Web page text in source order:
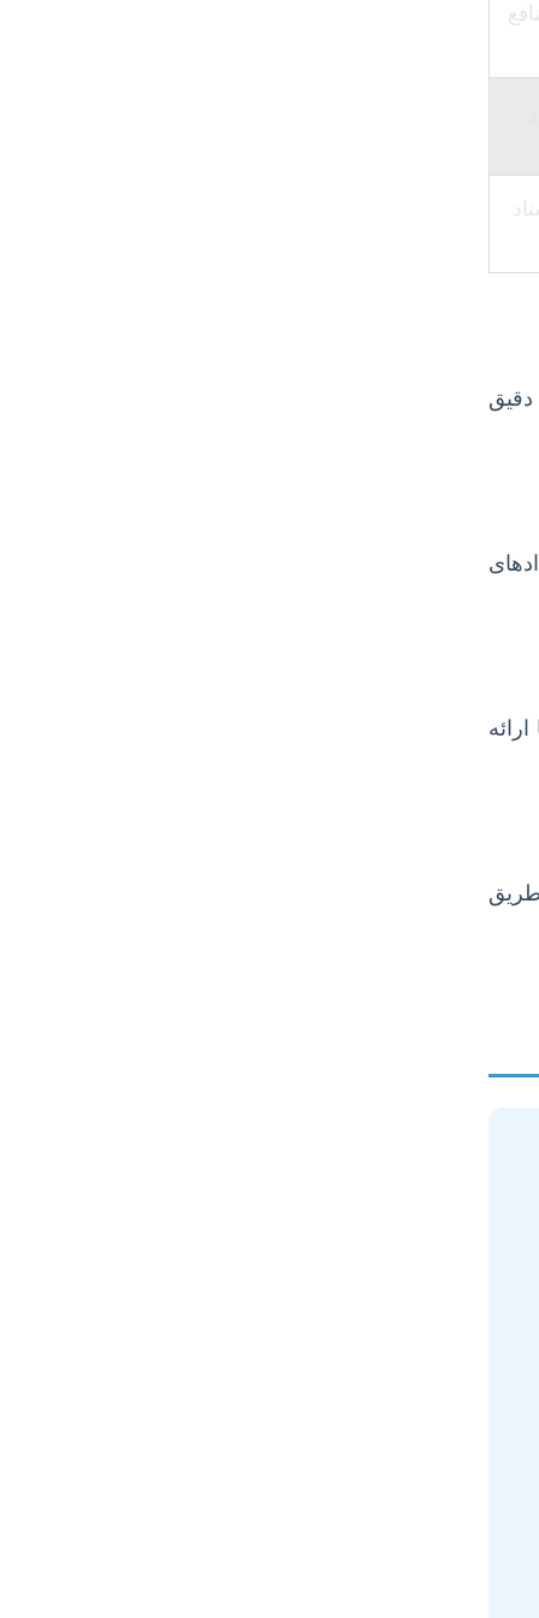
دقیق
طریق